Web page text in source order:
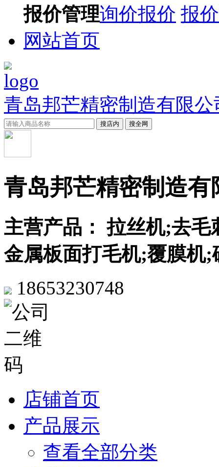
报价管理询价报价 报
网站首页
青岛邦芒精密制造有限公
搜店内 搜全网
青岛邦芒精密制造有
主营产品： 拉丝机;去
金属板面打毛机;覆膜机
18653230748
店铺首页
产品展示
查看全部分类